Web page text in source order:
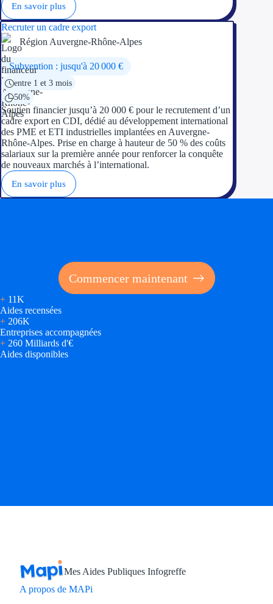
En savoir plus
Recruter un cadre export
Région Auvergne-Rhône-Alpes
Subvention : jusqu'à 20 000 €
entre 1 et 3 mois
50%
Soutien financier jusqu’à 20 000 € pour le recrutement d’un
cadre export en CDI, dédié au développement international
des PME et ETI industrielles implantées en Auvergne-
Rhône-Alpes. Prise en charge à hauteur de 50 % des coûts
salariaux sur la première année pour renforcer la conquête
de nouveaux marchés à l’international.
En savoir plus
Commencer maintenant
+ 11K
Aides recensées
+ 206K
Entreprises accompagnées
+ 260 Milliards d'€
Aides disponibles
Mes Aides Publiques Infogreffe
A propos de MAPi